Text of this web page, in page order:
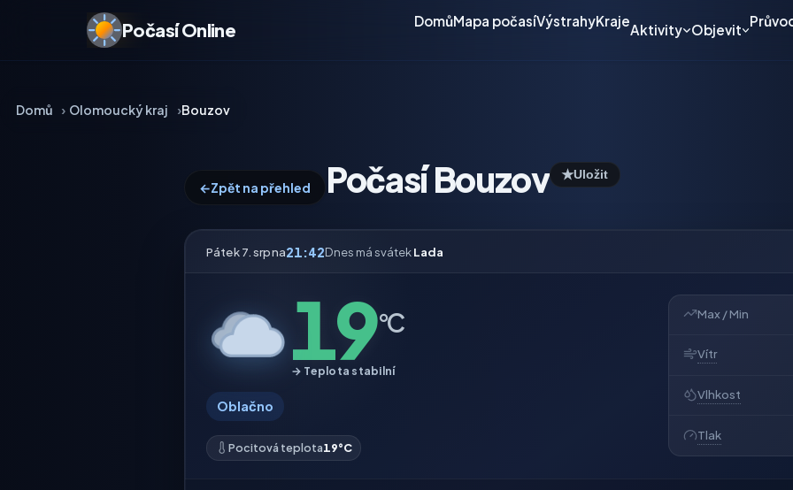
Počasí Online DomůMapa počasíVýstrahyKraje
Aktivity Objevit
Domů Olomoucký kraj Bouzov
←Zpět na přehled Počasí Bouzov ★Uložit
Pátek 7. srpna21:42Dnes má svátekLada
19°C
→ Teplota stabilní
Oblačno
Pocitová teplota19°C
Max / Min
Vítr
Vlhkost
Tlak